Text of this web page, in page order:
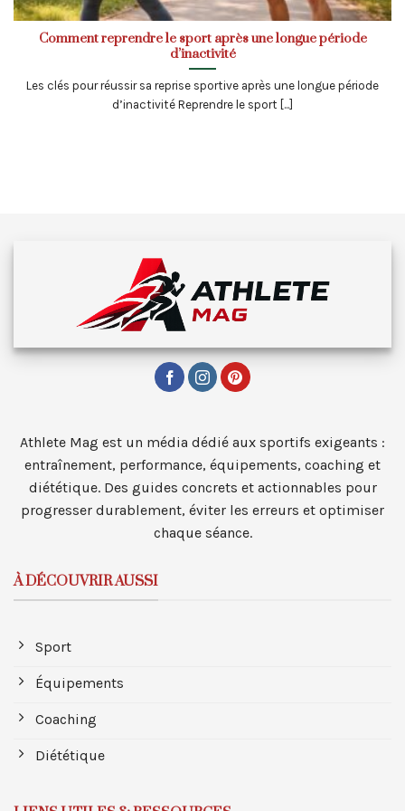
Comment reprendre le sport après une longue période
d’inactivité
Les clés pour réussir sa reprise sportive après une longue période
d’inactivité Reprendre le sport [...]
Athlete Mag est un média dédié aux sportifs exigeants :
entraînement, performance, équipements, coaching et
diététique. Des guides concrets et actionnables pour
progresser durablement, éviter les erreurs et optimiser
chaque séance.
À DÉCOUVRIR AUSSI
Sport
Équipements
Coaching
Diététique